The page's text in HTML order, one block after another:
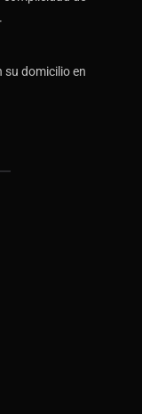
su domicilio en